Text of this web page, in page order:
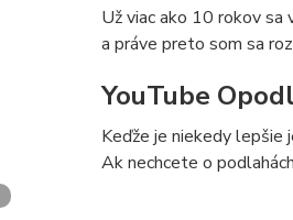
Už viac ako 10 rokov sa
a práve preto som sa
YouTube
Keďže je niekedy lepšie
Ak nechcete o